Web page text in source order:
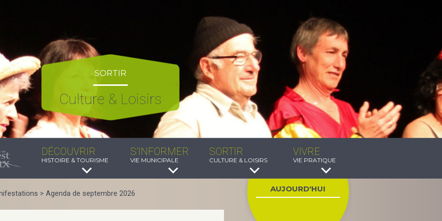
SORTIR
Culture & Loisirs
DÉCOUVRIR
HISTOIRE & TOURISME
S'INFORMER
VIE MUNICIPALE
SORTIR
CULTURE & LOISIRS
VIVRE
VIE PRATIQUE
> Agenda de septembre 2026
AUJOURD'HUI